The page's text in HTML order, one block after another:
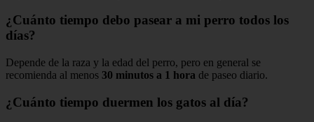
¿Cuánto tiempo debo pasear a mi perro todos los
días?
Depende de la raza y la edad del perro, pero en general se
recomienda al menos 30 minutos a 1 hora de paseo diario.
¿Cuánto tiempo duermen los gatos al día?